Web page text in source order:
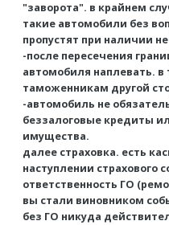
"заворота". в крайнем
такие автомобили без
пропустят при наличии
-после пересечения
автомобиля наплевать.
таможенникам другой
-автомобиль не
беззалоговые кредиты
имущества.
далее страховка. есть
наступлении страхового
ответственность ГО
вы стали виновником
без ГО никуда